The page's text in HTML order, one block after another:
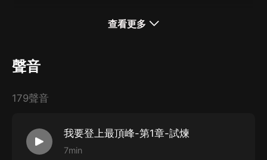
輩巔峰天才開始被外界的事情所驚醒，開始加入這場兩座
終於，在正午的時候，一名負劍的年輕人出現了……戰局
查看更多
聲音
179聲音
我要登上最頂峰-第1章-試煉
7min